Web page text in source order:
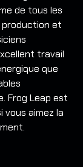
de tous les
et
travail
que
Frog Leap est
aimez la